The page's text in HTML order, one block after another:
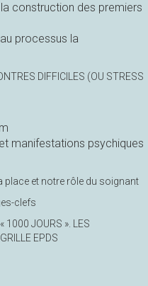
construction des premiers
processus la
DIFFICILES (OU STRESS
manifestations psychiques
place et notre rôle du soignant
clefs
1000 JOURS ». LES
EPDS